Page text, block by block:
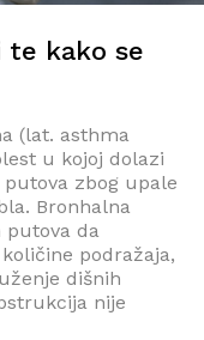
te kako se
(lat. asthma
u kojoj dolazi
zbog upale
Bronhalna
putova da
podražaja,
dišnih
nije